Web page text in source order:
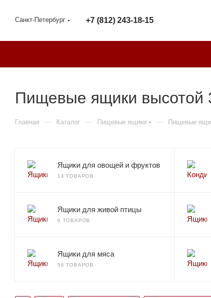
Санкт-Петербург +7 (812) 243-18-15
Пищевые ящики высотой
Главная — Каталог — Пищевые ящики — Пищевые
Ящики для овощей и фруктов
14 ТОВАРОВ
Ящики для живой птицы
9 ТОВАРОВ
Ящики для мяса
56 ТОВАРОВ